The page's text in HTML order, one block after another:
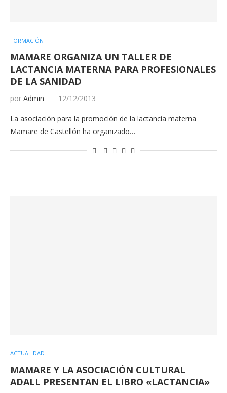
FORMACIÓN
MAMARE ORGANIZA UN TALLER DE
LACTANCIA MATERNA PARA PROFESIONALES
DE LA SANIDAD
por Admin 12/12/2013
La asociación para la promoción de la lactancia materna
Mamare de Castellón ha organizado…
ACTUALIDAD
MAMARE Y LA ASOCIACIÓN CULTURAL
ADALL PRESENTAN EL LIBRO «LACTANCIA»